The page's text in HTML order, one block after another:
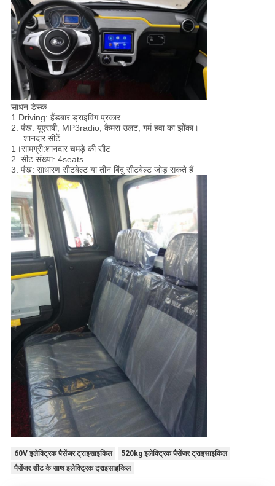
साधन डेस्क
1.Driving: हैंडबार ड्राइविंग प्रकार
2. पंख: यूएसबी, MP3radio, कैमरा उलट, गर्म हवा का झोंका।
शानदार सीटें
1।सामग्री:शानदार चमड़े की सीट
2. सीट संख्या: 4seats
3. पंख: साधारण सीटबेल्ट या तीन बिंदु सीटबेल्ट जोड़ सकते हैं
60V इलेक्ट्रिक पैसेंजर ट्राइसाइकिल
520kg इलेक्ट्रिक पैसेंजर ट्राइसाइकिल
पैसेंजर सीट के साथ इलेक्ट्रिक ट्राइसाइकिल